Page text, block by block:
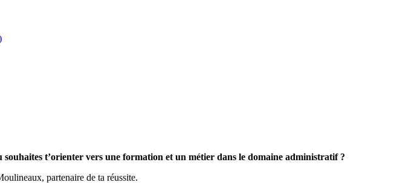
souhaites t’orienter vers une formation et un métier dans le domaine administratif ?
partenaire de ta réussite.